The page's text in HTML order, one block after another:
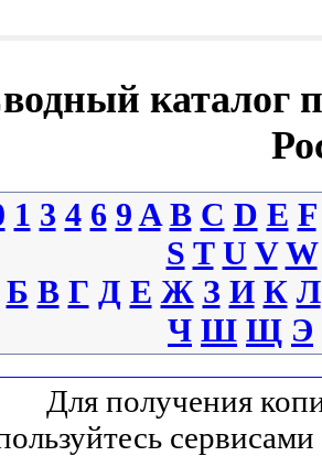
каталог
1 3 4 6 9 A B C D E F
S T U V W
Б В Г Д Е Ж З И К Л
Ч Ш Щ Э
Для получения
сервисами